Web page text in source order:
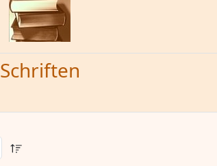
Schriften